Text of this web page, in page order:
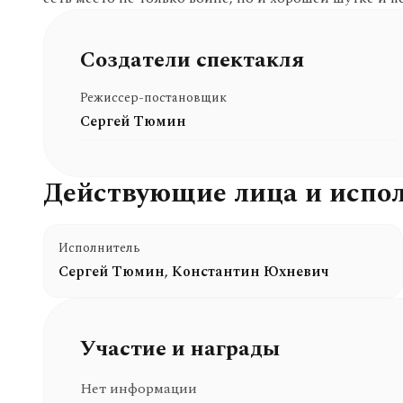
Создатели спектакля
Режиссер-постановщик
Сергей Тюмин
Действующие лица и
Исполнитель
Сергей Тюмин, Константин Юхневич
Участие и награды
Нет информации